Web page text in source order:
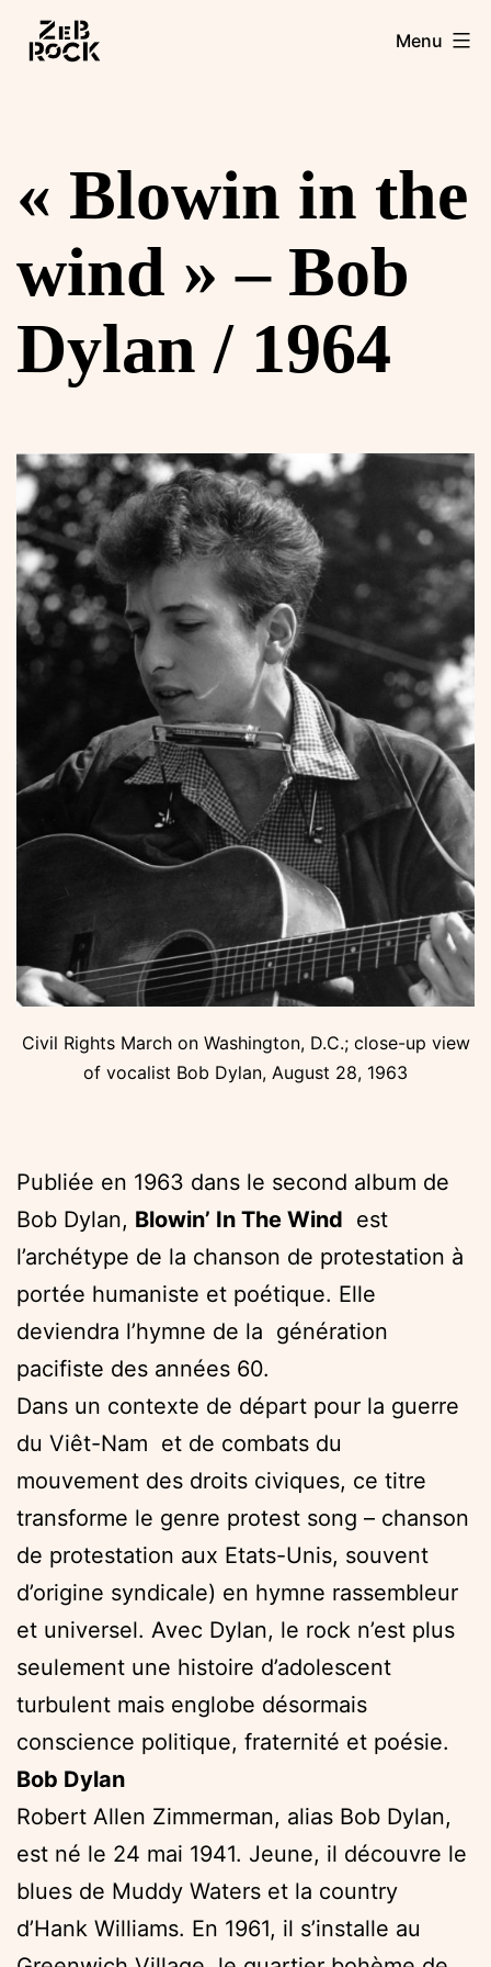
Aller
Zebrock Menu
« Blowin in the
wind » – Bob
Dylan / 1964
Civil Rights March on Washington, D.C.; close-up view
of vocalist Bob Dylan, August 28, 1963
Publiée en 1963 dans le second album de
Bob Dylan, Blowin’ In The Wind est
l’archétype de la chanson de protestation à
portée humaniste et poétique. Elle
deviendra l’hymne de la génération
pacifiste des années 60.
Dans un contexte de départ pour la guerre
du Viêt-Nam et de combats du
mouvement des droits civiques, ce titre
transforme le genre protest song – chanson
de protestation aux Etats-Unis, souvent
d’origine syndicale) en hymne rassembleur
et universel. Avec Dylan, le rock n’est plus
seulement une histoire d’adolescent
turbulent mais englobe désormais
conscience politique, fraternité et poésie.
Bob Dylan
Robert Allen Zimmerman, alias Bob Dylan,
est né le 24 mai 1941. Jeune, il découvre le
blues de Muddy Waters et la country
d’Hank Williams. En 1961, il s’installe au